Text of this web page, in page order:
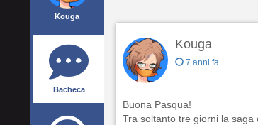
Kouga
Bacheca
Kouga
7 anni fa
Buona Pasqua!
Tra soltanto tre giorni la